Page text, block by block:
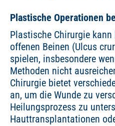
Plastische Operationen
Plastische Chirurgie
offenen Beinen (Ulcus
spielen, insbesondere
Methoden nicht
Chirurgie bietet
an, um die Wunde zu
Heilungsprozess zu
Hauttransplantationen